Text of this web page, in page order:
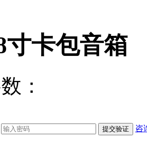
寸卡包音箱
：
提交验证 咨